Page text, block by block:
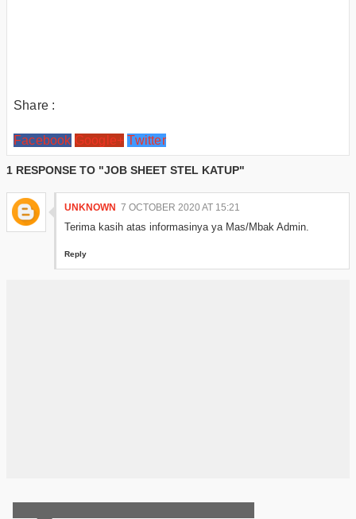
Share :
Facebook Google+ Twitter
1 RESPONSE TO "JOB SHEET STEL KATUP"
UNKNOWN 7 OCTOBER 2020 AT 15:21
Terima kasih atas informasinya ya Mas/Mbak Admin.
Reply